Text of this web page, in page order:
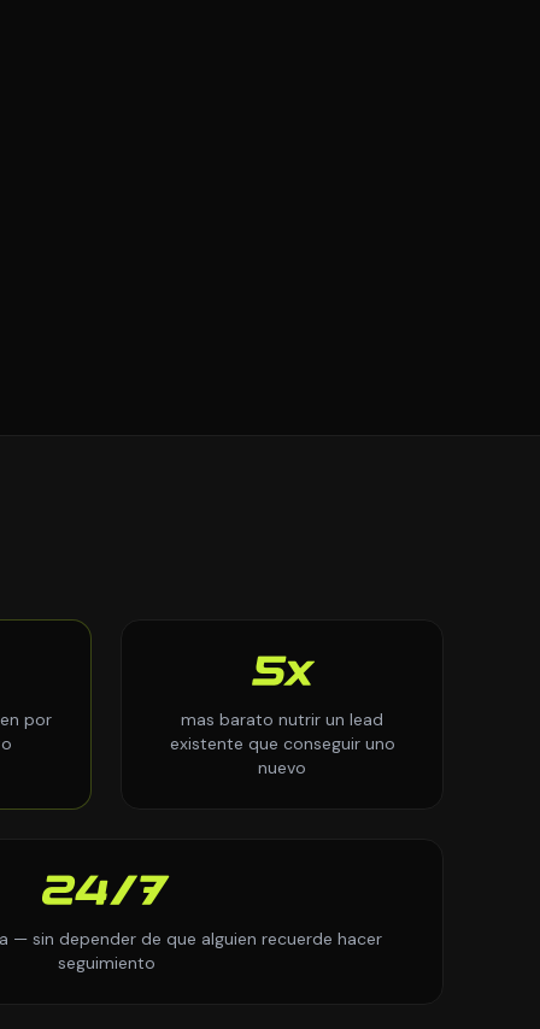
por
5x
mas barato nutrir un lead
existente que conseguir uno
nuevo
24/7
sin depender de que alguien recuerde hacer
seguimiento